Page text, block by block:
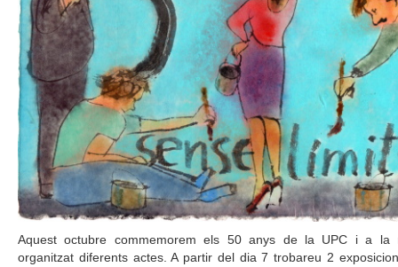
Aquest octubre commemorem els 50 anys de la UPC i a la
organitzat diferents actes. A partir del dia 7 trobareu 2